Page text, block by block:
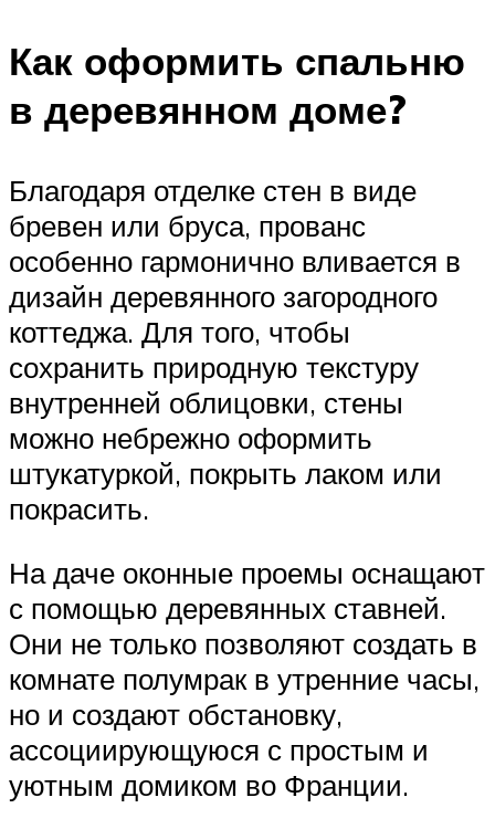
Как оформить спальню
в деревянном доме?
Благодаря отделке стен в виде
бревен или бруса, прованс
особенно гармонично вливается в
дизайн деревянного загородного
коттеджа. Для того, чтобы
сохранить природную текстуру
внутренней облицовки, стены
можно небрежно оформить
штукатуркой, покрыть лаком или
покрасить.
На даче оконные проемы оснащают
с помощью деревянных ставней.
Они не только позволяют создать в
комнате полумрак в утренние часы,
но и создают обстановку,
ассоциирующуюся с простым и
уютным домиком во Франции.